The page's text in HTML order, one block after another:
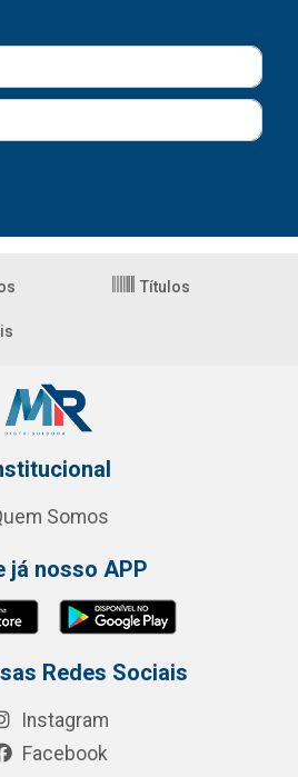
Títulos
Somos
já nosso APP
Redes Sociais
Instagram
Facebook